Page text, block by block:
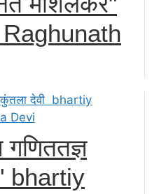
गणिततज्ञ
bhartiy